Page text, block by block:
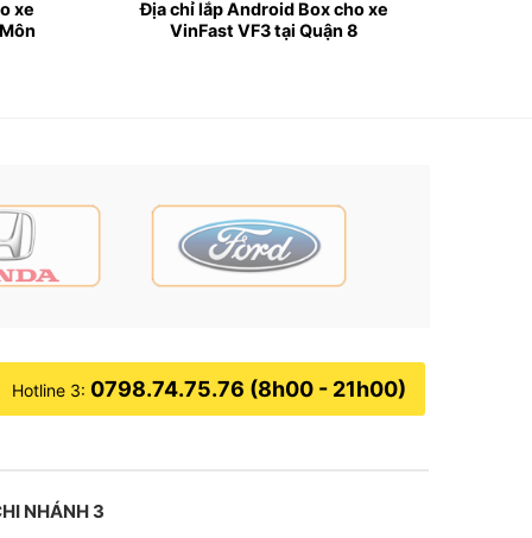
xe
Địa chỉ lắp Android Box cho xe
VinFast VF3 tại Quận 8
Hotline 3: 0798.74.75.76 (8h00 - 21h00)
NHÁNH 3